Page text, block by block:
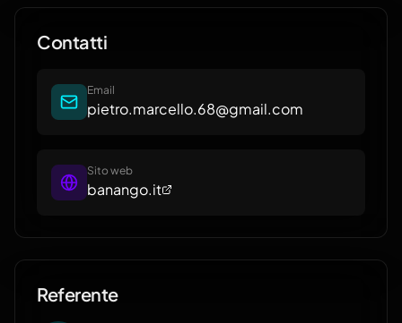
Contatti
Email
pietro.marcello.68@gmail.com
Sito web
banango.it
Referente